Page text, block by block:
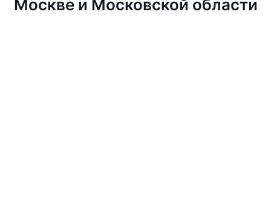
Москве и Московской области